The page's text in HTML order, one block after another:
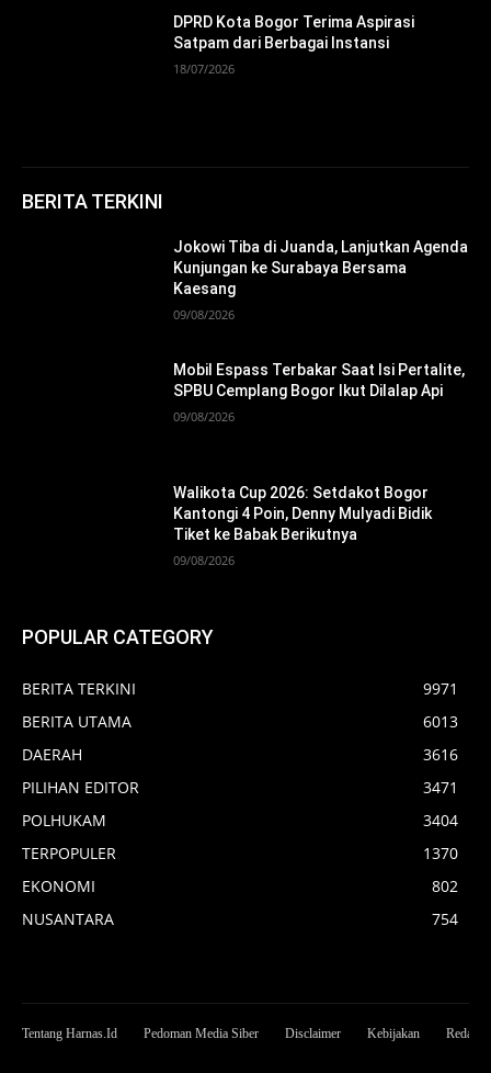
DPRD Kota Bogor Terima Aspirasi
Satpam dari Berbagai Instansi
18/07/2026
BERITA TERKINI
Jokowi Tiba di Juanda, Lanjutkan Agenda
Kunjungan ke Surabaya Bersama
Kaesang
09/08/2026
Mobil Espass Terbakar Saat Isi Pertalite,
SPBU Cemplang Bogor Ikut Dilalap Api
09/08/2026
Walikota Cup 2026: Setdakot Bogor
Kantongi 4 Poin, Denny Mulyadi Bidik
Tiket ke Babak Berikutnya
09/08/2026
POPULAR CATEGORY
BERITA TERKINI
9971
BERITA UTAMA
6013
DAERAH
3616
PILIHAN EDITOR
3471
POLHUKAM
3404
TERPOPULER
1370
EKONOMI
802
NUSANTARA
754
Tentang Harnas.Id Pedoman Media Siber Disclaimer Kebijakan Redaksi